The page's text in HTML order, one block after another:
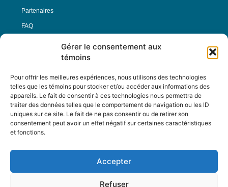
Gérer le consentement aux
témoins
Pour offrir les meilleures expériences, nous utilisons des technologies
telles que les témoins pour stocker et/ou accéder aux informations des
appareils. Le fait de consentir à ces technologies nous permettra de
traiter des données telles que le comportement de navigation ou les ID
uniques sur ce site. Le fait de ne pas consentir ou de retirer son
consentement peut avoir un effet négatif sur certaines caractéristiques
et fonctions.
Accepter
Refuser
Partenaires
FAQ
Nous Suivre
Contactez-nous :
12-3894 rue Sainte-Catherine Est,